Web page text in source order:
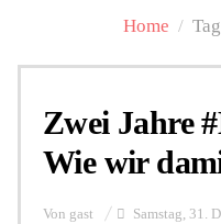
Home /
Zwei Jahre
Wie wir
Von gast Samstag, 31.